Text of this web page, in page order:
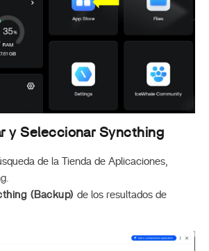
y Seleccionar Syncthing
de la Tienda de Aplicaciones,
(Backup) de los resultados de